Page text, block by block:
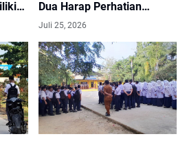
Dua Harap Perhatian
Pemerintah
Juli 25, 2026